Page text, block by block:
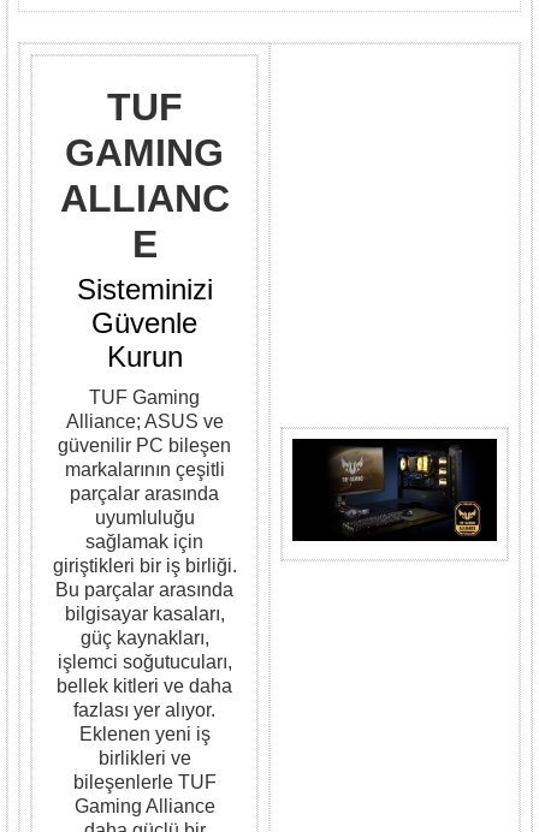
TUF
GAMING
ALLIANC
E
Sisteminizi
Güvenle
Kurun
TUF Gaming
Alliance; ASUS ve
güvenilir PC bileşen
markalarının çeşitli
parçalar arasında
uyumluluğu
sağlamak için
giriştikleri bir iş birliği.
Bu parçalar arasında
bilgisayar kasaları,
güç kaynakları,
işlemci soğutucuları,
bellek kitleri ve daha
fazlası yer alıyor.
Eklenen yeni iş
birlikleri ve
bileşenlerle TUF
Gaming Alliance